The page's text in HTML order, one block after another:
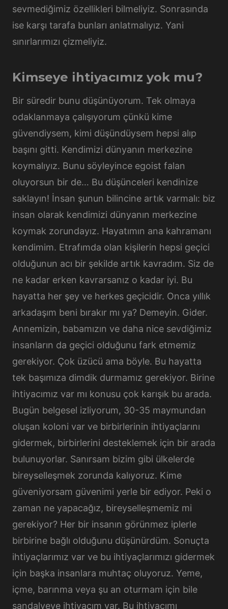
sevmediğimiz özellikleri bilmeliyiz. Sonrasında
ise karşı tarafa bunları anlatmalıyız. Yani
sınırlarımızı çizmeliyiz.
Kimseye ihtiyacımız yok mu?
Bir süredir bunu düşünüyorum. Tek olmaya
odaklanmaya çalışıyorum çünkü kime
güvendiysem, kimi düşündüysem hepsi alıp
başını gitti. Kendimizi dünyanın merkezine
koymalıyız. Bunu söyleyince egoist falan
oluyorsun bir de… Bu düşünceleri kendinize
saklayın! İnsan şunun bilincine artık varmalı: biz
insan olarak kendimizi dünyanın merkezine
koymak zorundayız. Hayatımın ana kahramanı
kendimim. Etrafımda olan kişilerin hepsi geçici
olduğunun acı bir şekilde artık kavradım. Siz de
ne kadar erken kavrarsanız o kadar iyi. Bu
hayatta her şey ve herkes geçicidir. Onca yıllık
arkadaşım beni bırakır mı ya? Demeyin. Gider.
Annemizin, babamızın ve daha nice sevdiğimiz
insanların da geçici olduğunu fark etmemiz
gerekiyor. Çok üzücü ama böyle. Bu hayatta
tek başımıza dimdik durmamız gerekiyor. Birine
ihtiyacımız var mı konusu çok karışık bu arada.
Bugün belgesel izliyorum, 30-35 maymundan
oluşan koloni var ve birbirlerinin ihtiyaçlarını
gidermek, birbirlerini desteklemek için bir arada
bulunuyorlar. Sanırsam bizim gibi ülkelerde
bireyselleşmek zorunda kalıyoruz. Kime
güveniyorsam güvenimi yerle bir ediyor. Peki o
zaman ne yapacağız, bireyselleşmemiz mi
gerekiyor? Her bir insanın görünmez iplerle
birbirine bağlı olduğunu düşünürdüm. Sonuçta
ihtiyaçlarımız var ve bu ihtiyaçlarımızı gidermek
için başka insanlara muhtaç oluyoruz. Yeme,
içme, barınma veya şu an oturmam için bile
sandalyeye ihtiyacım var. Bu ihtiyacımı